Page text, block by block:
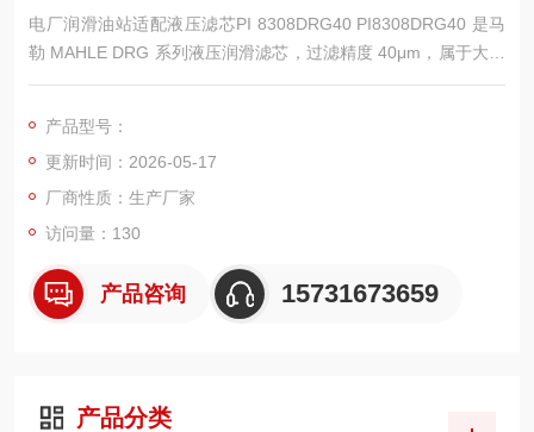
电厂润滑油站适配液压滤芯PI 8308DRG40 PI8308DRG40 是马
勒 MAHLE DRG 系列液压润滑滤芯，过滤精度 40μm，属于大流
量、高纳污、低压润滑专用滤芯，主要应用于齿轮箱、集中润滑
用于过滤润滑油、齿轮油、液压油中的金属碎屑、油泥、粉尘、
胶质杂质，保护轴承、齿轮、液压泵、阀件等精密部件，可直接
替代马勒原装滤芯。
产品型号：
更新时间：2026-05-17
厂商性质：生产厂家
访问量：130
产品咨询 15731673659
产品分类